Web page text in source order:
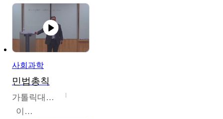
사회과학
민법총칙
가톨릭대학교
이홍민